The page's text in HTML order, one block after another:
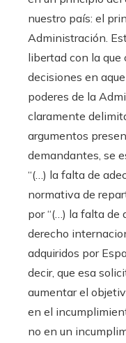
nuestro país: el
Administración.
libertad con la que
decisiones en
poderes de la
claramente
argumentos
demandantes, se
“(…) la falta de
normativa de
por “(…) la falta de
derecho
adquiridos por
decir, que esa
aumentar el
en el
no en un